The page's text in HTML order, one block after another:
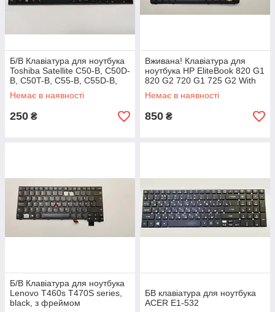
Б/В Клавіатура для ноутбука
Toshiba Satellite C50-B, C50D-
B, C50T-B, C55-B, С55D-B,
C55T-B
Немає в наявності
250 ₴
Вживана! Клавіатура для
ноутбука HP EliteBook 820 G1
820 G2 720 G1 725 G2 With
Backlight and Pointing Stick
Немає в наявності
850 ₴
Б/В Клавіатура для ноутбука
Lenovo T460s T470S series,
black, з фреймом
БВ клавіатура для ноутбука
ACER E1-532